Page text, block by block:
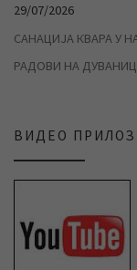
29/07/2026
САНАЦИЈА КВАРА У
РАДОВИ НА
ВИДЕО